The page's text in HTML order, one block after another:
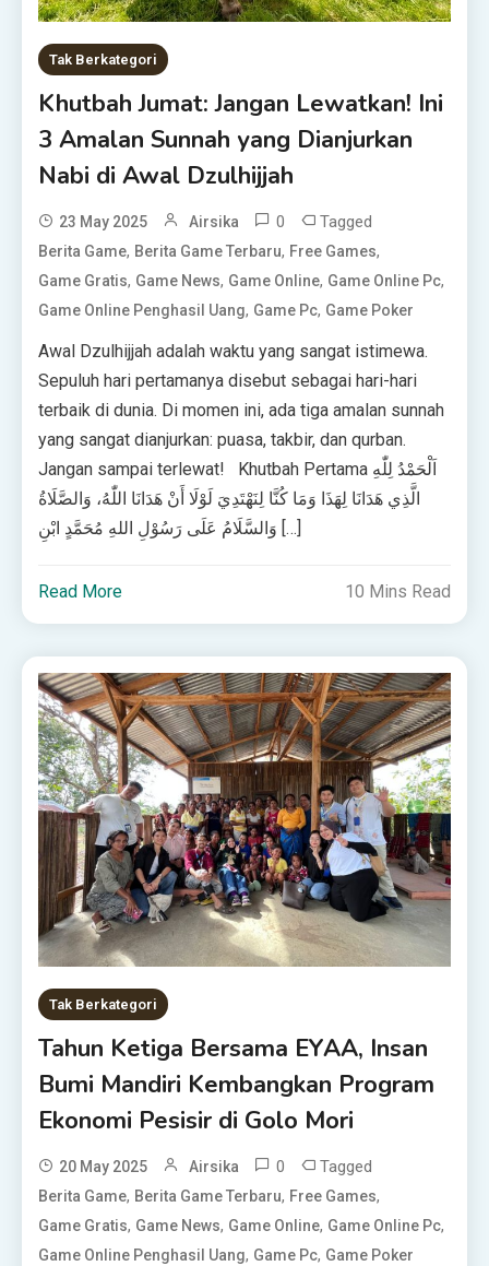
Tak Berkategori
Khutbah Jumat: Jangan Lewatkan! Ini
3 Amalan Sunnah yang Dianjurkan
Nabi di Awal Dzulhijjah
23 May 2025 Airsika 0 Tagged
Berita Game, Berita Game Terbaru, Free Games,
Game Gratis, Game News, Game Online, Game Online Pc,
Game Online Penghasil Uang, Game Pc, Game Poker
Awal Dzulhijjah adalah waktu yang sangat istimewa.
Sepuluh hari pertamanya disebut sebagai hari-hari
terbaik di dunia. Di momen ini, ada tiga amalan sunnah
yang sangat dianjurkan: puasa, takbir, dan qurban.
Jangan sampai terlewat! Khutbah Pertama اَلْحَمْدُ لِلّٰهِ
الَّذِي هَدَانَا لِهَذَا وَمَا كُنَّا لِنَهْتَدِيَ لَوْلَا أَنْ هَدَانَا اللّٰهُ، وَالصَّلَاةُ
وَالسَّلَامُ عَلَى رَسُوْلِ اللهِ مُحَمَّدٍ ابْنِ […]
Read More 10 Mins Read
Tak Berkategori
Tahun Ketiga Bersama EYAA, Insan
Bumi Mandiri Kembangkan Program
Ekonomi Pesisir di Golo Mori
20 May 2025 Airsika 0 Tagged
Berita Game, Berita Game Terbaru, Free Games,
Game Gratis, Game News, Game Online, Game Online Pc,
Game Online Penghasil Uang, Game Pc, Game Poker